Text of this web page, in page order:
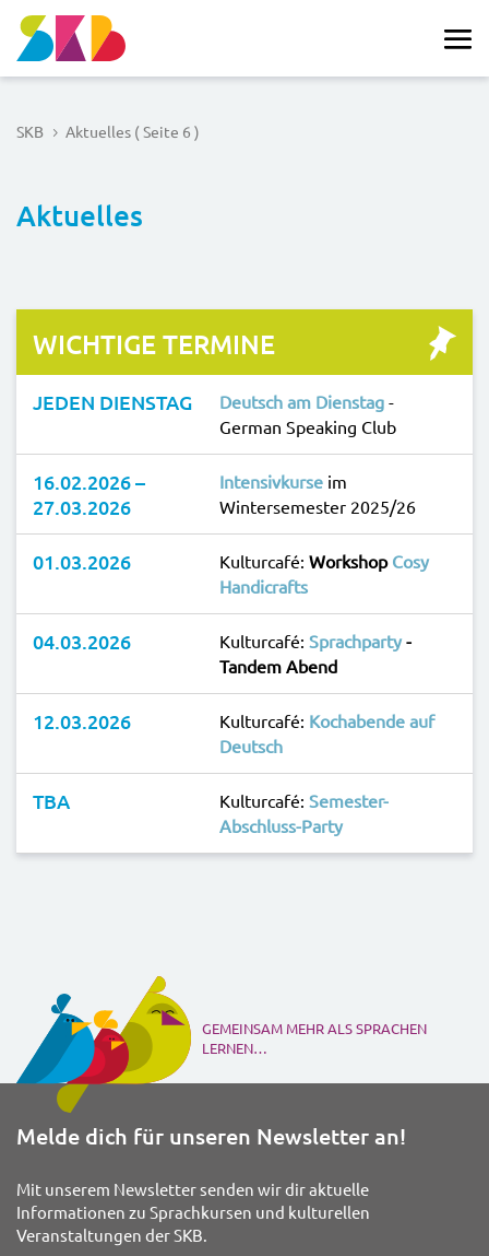
SKB 5 Aktuelles ( Seite 6 )
Aktuelles
WICHTIGE TERMINE
JEDEN DIENSTAG Deutsch am Dienstag-
German Speaking Club
16.02.2026 –
27.03.2026
Intensivkurse im
Wintersemester 2025/26
01.03.2026 Kulturcafé: Workshop Cosy
Handicrafts
04.03.2026 Kulturcafé: Sprachparty-
Tandem Abend
12.03.2026 Kulturcafé: Kochabende auf
Deutsch
TBA Kulturcafé: Semester-
Abschluss-Party
GEMEINSAM MEHR ALS SPRACHEN
LERNEN…
Melde dich für unseren Newsletter an!
Mit unserem Newsletter senden wir dir aktuelle
Informationen zu Sprachkursen und kulturellen
Veranstaltungen der SKB.